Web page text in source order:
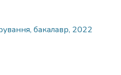
бакалавр, 2022